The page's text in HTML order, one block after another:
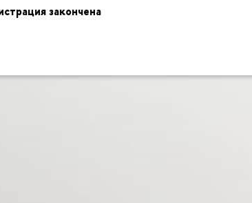
закончена